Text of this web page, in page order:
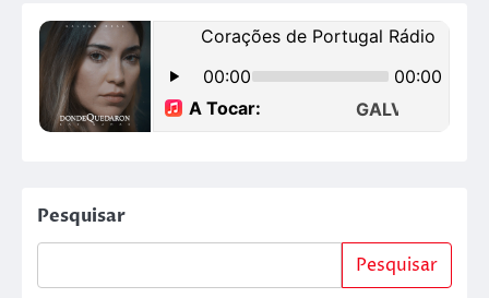
Pesquisar
Pesquisar